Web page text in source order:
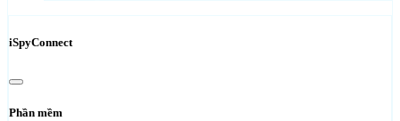
iSpyConnect
Phần mềm